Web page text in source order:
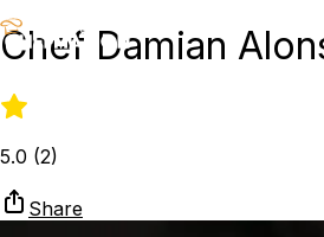
Chef Damian
5.0 (2)
Share